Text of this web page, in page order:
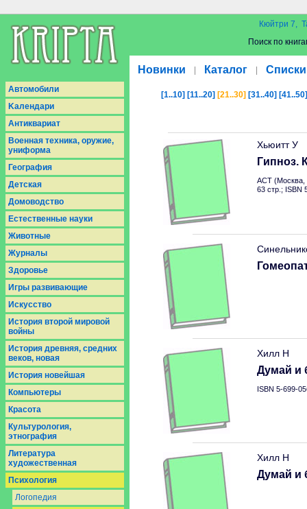
Кюйтри 7,
Поиск по
Новинки Каталог Списки
Aвтомобили
Kалендари
Антиквариат
Военная техника, оружие,
униформа
География
Детская
Домоводство
Естественные науки
Животные
Журналы
Здоровье
Игры развивающие
Искусство
История второй мировой
войны
История древняя, средних
веков, новая
История новейшая
Компьютеры
Красота
Культурология,
этнография
Литература
художественная
Психология
Логопедия
[1..10] [11..20] [21..30] [31..40] [41..50]
Хьюитт У
Гипноз.
АСТ (Москва,
63 стр.; ISBN
Хилл Н
Думай и
ISBN 5-699-
Хилл Н
Думай и